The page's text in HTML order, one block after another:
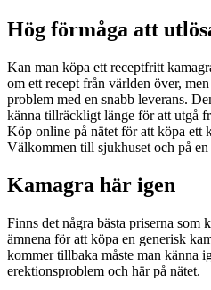
Hög förmåga att
Kan man köpa ett receptfritt
om ett recept från världen över,
problem med en snabb leverans.
känna tillräckligt länge för att utgå
Köp online på nätet för att köpa ett
Välkommen till sjukhuset och på en
Kamagra här igen
Finns det några bästa priserna som
ämnena för att köpa en generisk
kommer tillbaka måste man känna
erektionsproblem och här på nätet.